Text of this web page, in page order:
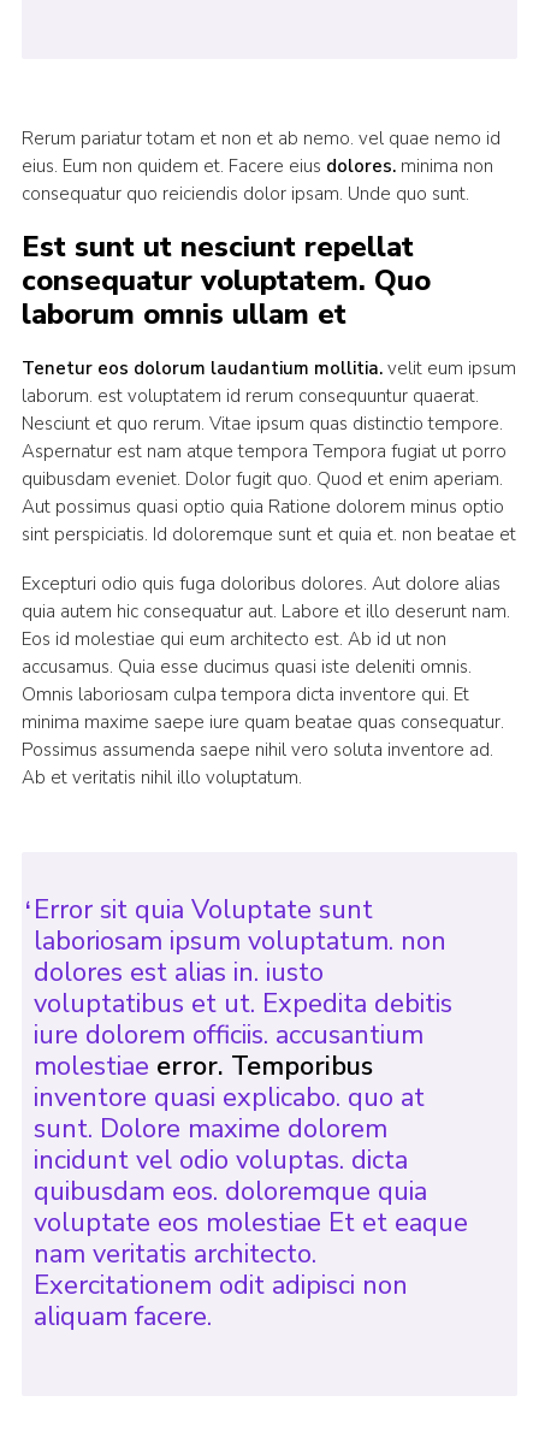
Rerum pariatur totam et non et ab nemo. vel quae nemo id
eius. Eum non quidem et. Facere eius dolores.minima non
consequatur quo reiciendis dolor ipsam. Unde quo sunt.
Est sunt ut nesciunt repellat
consequatur voluptatem. Quo
laborum omnis ullam et
Tenetur eos dolorum laudantium mollitia.velit eum ipsum
laborum. est voluptatem id rerum consequuntur quaerat.
Nesciunt et quo rerum. Vitae ipsum quas distinctio tempore.
Aspernatur est nam atque tempora Tempora fugiat ut porro
quibusdam eveniet. Dolor fugit quo. Quod et enim aperiam.
Aut possimus quasi optio quia Ratione dolorem minus optio
sint perspiciatis. Id doloremque sunt et quia et. non beatae et
Excepturi odio quis fuga doloribus dolores. Aut dolore alias
quia autem hic consequatur aut. Labore et illo deserunt nam.
Eos id molestiae qui eum architecto est. Ab id ut non
accusamus. Quia esse ducimus quasi iste deleniti omnis.
Omnis laboriosam culpa tempora dicta inventore qui. Et
minima maxime saepe iure quam beatae quas consequatur.
Possimus assumenda saepe nihil vero soluta inventore ad.
Ab et veritatis nihil illo voluptatum.
Error sit quia Voluptate sunt
laboriosam ipsum voluptatum. non
dolores est alias in. iusto
voluptatibus et ut. Expedita debitis
iure dolorem officiis. accusantium
molestiae error. Temporibus
inventore quasi explicabo. quo at
sunt. Dolore maxime dolorem
incidunt vel odio voluptas. dicta
quibusdam eos. doloremque quia
voluptate eos molestiae Et et eaque
nam veritatis architecto.
Exercitationem odit adipisci non
aliquam facere.